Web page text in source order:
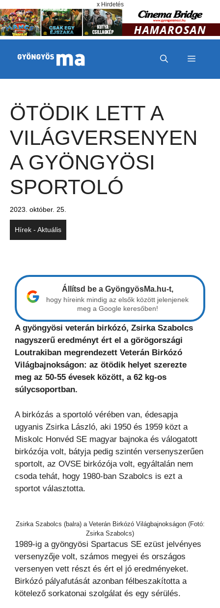
x Hirdetés
MENÜ
ÖTÖDIK LETT A
VILÁGVERSENYEN
A GYÖNGYÖSI
SPORTOLÓ
2023. október. 25.
Hírek - Aktuális
Állítsd be a GyöngyösMa.hu-t,
hogy híreink mindig az elsők között jelenjenek
meg a Google keresőben!
A gyöngyösi veterán birkózó, Zsirka Szabolcs
nagyszerű eredményt ért el a görögországi
Loutrakiban megrendezett Veterán Birkózó
Világbajnokságon: az ötödik helyet szerezte
meg az 50-55 évesek között, a 62 kg-os
súlycsoportban.
A birkózás a sportoló vérében van, édesapja
ugyanis Zsirka László, aki 1950 és 1959 közt a
Miskolc Honvéd SE magyar bajnoka és válogatott
birkózója volt, bátyja pedig szintén versenyszerűen
sportolt, az OVSE birkózója volt, egyáltalán nem
csoda tehát, hogy 1980-ban Szabolcs is ezt a
sportot választotta.
Zsirka Szabolcs (balra) a Veterán Birkózó Világbajnokságon (Fotó:
Zsirka Szabolcs)
1989-ig a gyöngyösi Spartacus SE ezüst jelvényes
versenyzője volt, számos megyei és országos
versenyen vett részt és ért el jó eredményeket.
Birkózó pályafutását azonban félbeszakította a
kötelező sorkatonai szolgálat és egy sérülés.